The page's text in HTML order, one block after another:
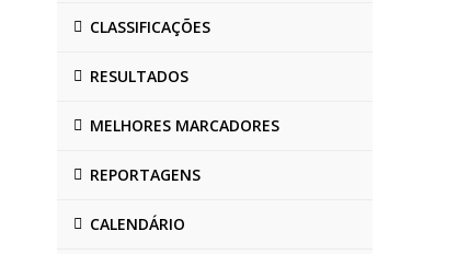
CLASSIFICAÇÕES
RESULTADOS
MELHORES MARCADORES
REPORTAGENS
CALENDÁRIO